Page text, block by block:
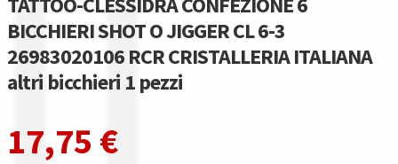
Guida all’utilizzo del sito
Pagamenti
Privacy policy
BICCHIERI SHOT O JIGGER CL 6-3
26983020106 RCR CRISTALLERIA ITALIANA
altri bicchieri 1 pezzi
17,75 €